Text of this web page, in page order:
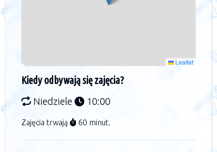
Leaflet
Kiedy odbywają się zajęcia?
Niedziele 10:00
Zajęcia trwają 60 minut.